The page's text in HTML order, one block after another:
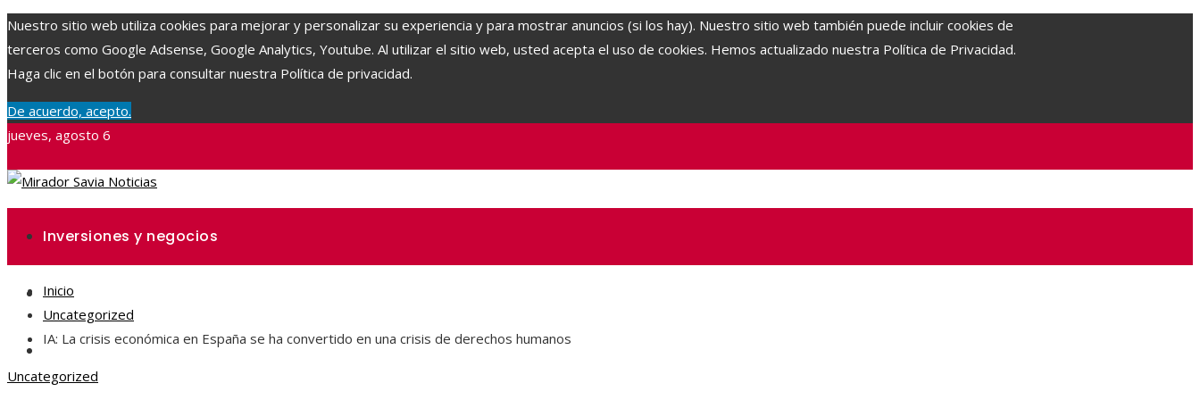
Nuestro sitio web utiliza cookies para mejorar y personalizar su experiencia y para mostrar anuncios (si los hay). Nuestro sitio web también puede incluir cookies de
terceros como Google Adsense, Google Analytics, Youtube. Al utilizar el sitio web, usted acepta el uso de cookies. Hemos actualizado nuestra Política de Privacidad.
Haga clic en el botón para consultar nuestra Política de privacidad.
De acuerdo, acepto.
jueves, agosto 6
Inversiones y negocios
Ciencia y tecnología
Responsabilidad social
Inicio
Uncategorized
IA: La crisis económica en España se ha convertido en una crisis de derechos humanos
Uncategorized